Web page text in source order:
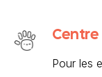
Pour les